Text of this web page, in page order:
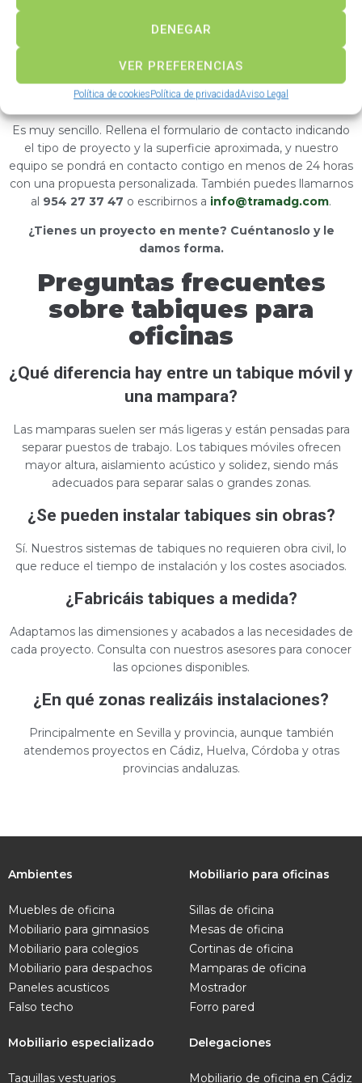
DENEGAR
VER PREFERENCIAS
Política de cookiesPolítica de privacidadAviso Legal
¿Cómo pedir presupuesto
de tabiques para
oficinas?
Es muy sencillo. Rellena el formulario de contacto indicando
el tipo de proyecto y la superficie aproximada, y nuestro
equipo se pondrá en contacto contigo en menos de 24 horas
con una propuesta personalizada. También puedes llamarnos
al 954 27 37 47 o escribirnos a info@tramadg.com.
¿Tienes un proyecto en mente? Cuéntanoslo y le
damos forma.
Preguntas frecuentes
sobre tabiques para
oficinas
¿Qué diferencia hay entre un tabique móvil y
una mampara?
Las mamparas suelen ser más ligeras y están pensadas para
separar puestos de trabajo. Los tabiques móviles ofrecen
mayor altura, aislamiento acústico y solidez, siendo más
adecuados para separar salas o grandes zonas.
¿Se pueden instalar tabiques sin obras?
Sí. Nuestros sistemas de tabiques no requieren obra civil, lo
que reduce el tiempo de instalación y los costes asociados.
¿Fabricáis tabiques a medida?
Adaptamos las dimensiones y acabados a las necesidades de
cada proyecto. Consulta con nuestros asesores para conocer
las opciones disponibles.
¿En qué zonas realizáis instalaciones?
Principalmente en Sevilla y provincia, aunque también
atendemos proyectos en Cádiz, Huelva, Córdoba y otras
provincias andaluzas.
Ambientes
Muebles de oficina
Mobiliario para gimnasios
Mobiliario para colegios
Mobiliario para despachos
Paneles acusticos
Falso techo
Mobiliario para oficinas
Sillas de oficina
Mesas de oficina
Cortinas de oficina
Mamparas de oficina
Mostrador
Forro pared
Mobiliario especializado
Taquillas vestuarios
Delegaciones
Mobiliario de oficina en Cádiz